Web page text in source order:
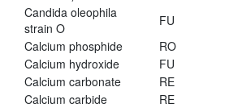
Candida oleophila
strain O
FU
Calcium phosphide
RO
Calcium hydroxide
FU
Calcium carbonate
RE
Calcium carbide
RE